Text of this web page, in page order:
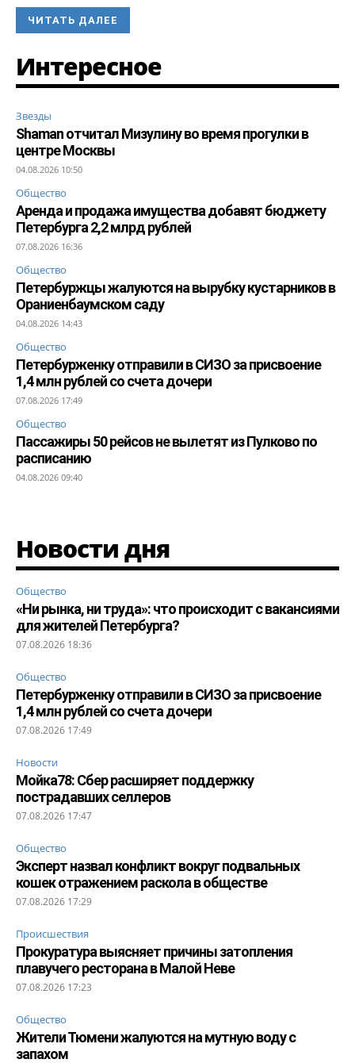
ЧИТАТЬ ДАЛЕЕ
Интересное
Звезды
Shaman отчитал Мизулину во время прогулки в
центре Москвы
04.08.2026 10:50
Общество
Аренда и продажа имущества добавят бюджету
Петербурга 2,2 млрд рублей
07.08.2026 16:36
Общество
Петербуржцы жалуются на вырубку кустарников в
Ораниенбаумском саду
04.08.2026 14:43
Общество
Петербурженку отправили в СИЗО за присвоение
1,4 млн рублей со счета дочери
07.08.2026 17:49
Общество
Пассажиры 50 рейсов не вылетят из Пулково по
расписанию
04.08.2026 09:40
Новости дня
Общество
«Ни рынка, ни труда»: что происходит с вакансиями
для жителей Петербурга?
07.08.2026 18:36
Общество
Петербурженку отправили в СИЗО за присвоение
1,4 млн рублей со счета дочери
07.08.2026 17:49
Новости
Мойка78: Сбер расширяет поддержку
пострадавших селлеров
07.08.2026 17:47
Общество
Эксперт назвал конфликт вокруг подвальных
кошек отражением раскола в обществе
07.08.2026 17:29
Происшествия
Прокуратура выясняет причины затопления
плавучего ресторана в Малой Неве
07.08.2026 17:23
Общество
Жители Тюмени жалуются на мутную воду с
запахом